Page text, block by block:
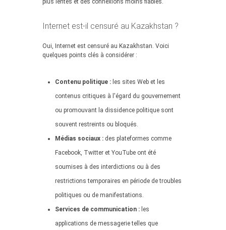
plus lentes et des connexions moins fiables.
Internet est-il censuré au Kazakhstan ?
Oui, Internet est censuré au Kazakhstan. Voici
quelques points clés à considérer :
Contenu politique : les sites Web et les
contenus critiques à l'égard du gouvernement
ou promouvant la dissidence politique sont
souvent restreints ou bloqués.
Médias sociaux : des plateformes comme
Facebook, Twitter et YouTube ont été
soumises à des interdictions ou à des
restrictions temporaires en période de troubles
politiques ou de manifestations.
Services de communication : les
applications de messagerie telles que